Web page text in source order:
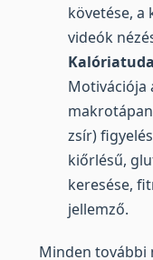
követése, a
videók
Motivációja
zsír)
kiőrlésű,
keresése,
jellemző.
Minden további